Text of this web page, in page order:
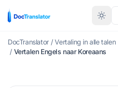
DocTranslator / Vertaling in alle talen
/ Vertalen Engels naar Koreaans